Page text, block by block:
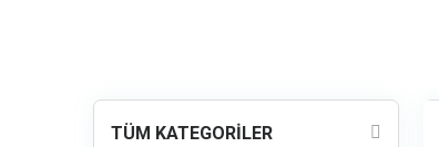
TÜM KATEGORILER